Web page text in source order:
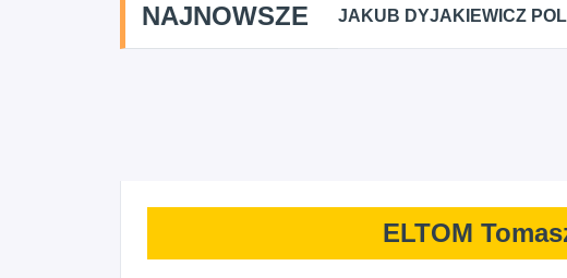
NAJNOWSZE JAKUB DYJAKIEWICZ
ELTOM